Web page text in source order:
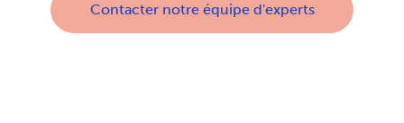
Contacter notre équipe d'experts